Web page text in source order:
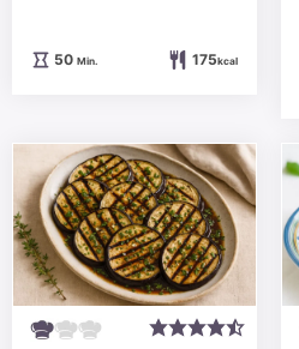
50Minuten
Min. 175kcal